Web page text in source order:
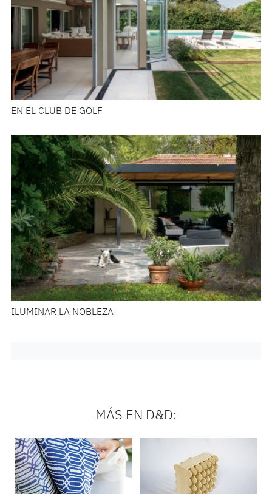
EN EL CLUB DE GOLF
ILUMINAR LA NOBLEZA
MÁS EN D&D: